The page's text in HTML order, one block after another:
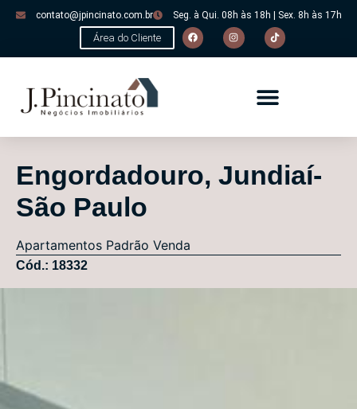
contato@jpincinato.com.br Seg. à Qui. 08h às 18h | Sex. 8h às 17h
Área do Cliente
Engordadouro, Jundiaí-
São Paulo
Apartamentos Padrão Venda
Cód.: 18332